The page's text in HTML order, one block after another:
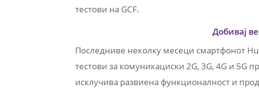
тестови на GCF.
Добивај
Последниве неколку месеци смартфонот
тестови за комуникациски 2G, 3G, 4G и 5G
исклучива развиена функционалност и